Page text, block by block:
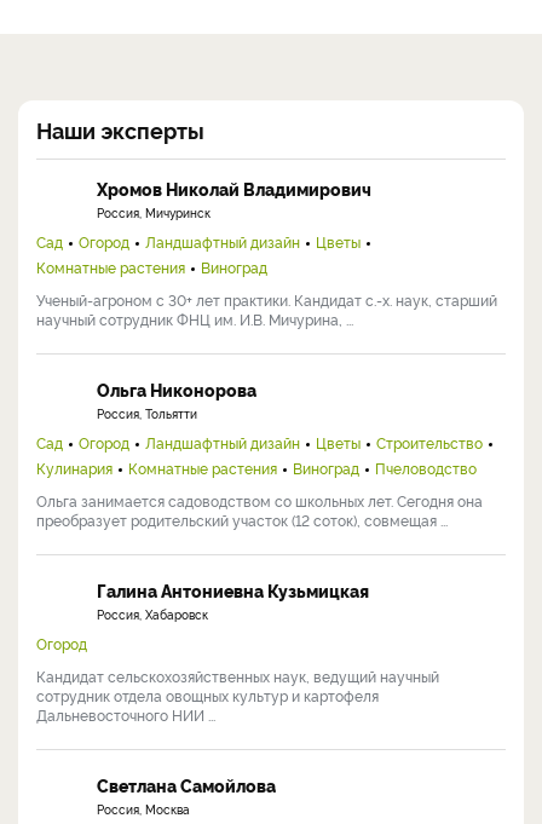
Наши эксперты
Хромов Николай Владимирович
Россия, Мичуринск
Сад Огород Ландшафтный дизайн
Цветы
Комнатные растения
Виноград
Ученый-агроном с 30+ лет практики. Кандидат с.-х. наук, старший
научный сотрудник ФНЦ им. И.В. Мичурина, ...
Ольга Никонорова
Россия, Тольятти
Сад Огород Ландшафтный дизайн Цветы
Строительство
Кулинария
Комнатные растения Виноград
Пчеловодство
Ольга занимается садоводством со школьных лет. Сегодня она
преобразует родительский участок (12 соток), совмещая ...
Галина Антониевна Кузьмицкая
Россия, Хабаровск
Огород
Кандидат сельскохозяйственных наук, ведущий научный
сотрудник отдела овощных культур и картофеля
Дальневосточного НИИ ...
Светлана Самойлова
Россия, Москва